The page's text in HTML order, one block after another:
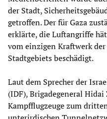
der Stadt,
getroffen. Der für Gaza
erklärte, die Luftangriffe
vom einzigen Kraftwerk
Stadtgebiets beschädigt.
Laut dem Sprecher der
(IDF), Brigadegeneral
Kampfflugzeuge zum